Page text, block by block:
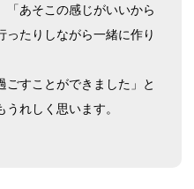
「あそこの感じがいいから
ったりしながら一緒に作り
ごすことができました」と
れしく思います。